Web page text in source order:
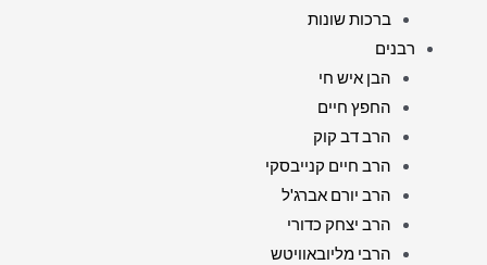
ברכות שונות
רבנים
הבן איש חי
החפץ חיים
הרב דב קוק
הרב חיים קנייבסקי
הרב יורם אברג'ל
הרב יצחק כדורי
הרבי מליובאוויטש